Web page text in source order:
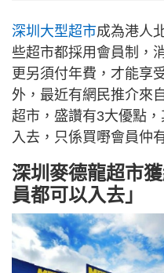
深圳大型超市成為港人
些超市都採用會員制，
更另須付年費，才能享
外，最近有網民推介來
超市，盛讚有3大優點
入去，只係買嘢會員仲
深圳麥德龍超市
員都可以入去」